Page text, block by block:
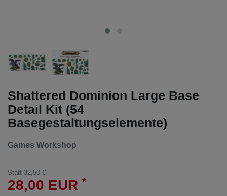
Shattered Dominion Large Base
Detail Kit (54
Basegestaltungselemente)
Games Workshop
Statt 32,50 €
28,00 EUR *